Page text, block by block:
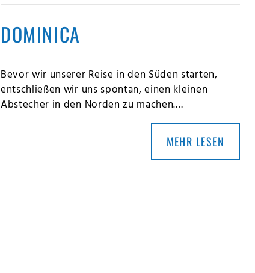
DOMINICA
Bevor wir unserer Reise in den Süden starten,
entschließen wir uns spontan, einen kleinen
Abstecher in den Norden zu machen.…
MEHR LESEN